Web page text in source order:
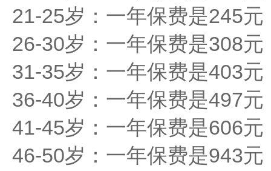
21-25岁：一年保费是245元
26-30岁：一年保费是308元
31-35岁：一年保费是403元
36-40岁：一年保费是497元
41-45岁：一年保费是606元
46-50岁：一年保费是943元